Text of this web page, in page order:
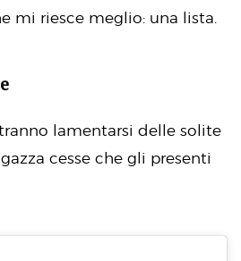
mi riesce meglio: una lista.
lamentarsi delle solite
cesse che gli presenti